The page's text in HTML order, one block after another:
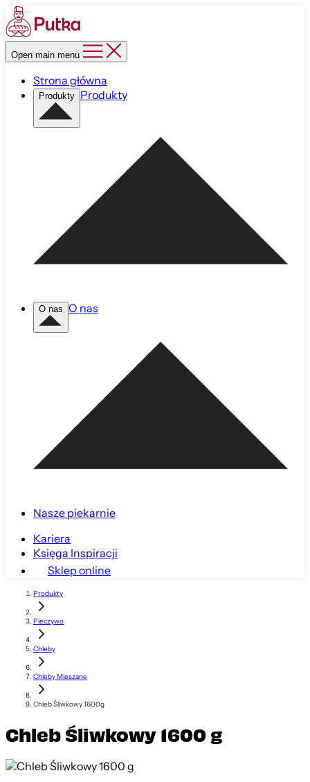
Open main menu
Strona główna
Produkty Produkty
O nas O nas
Nasze piekarnie
Kariera
Księga Inspiracji
Sklep online
Produkty
Pieczywo
Chleby
Chleby Mieszane
Chleb Śliwkowy 1600g
Chleb Śliwkowy 1600 g